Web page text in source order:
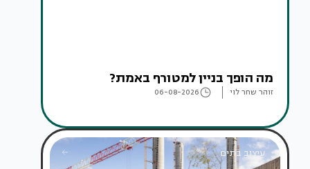
מה הופך בניין למטורף באמת?
זוהר שחר לוי 06-08-2026
עיצוב בתים